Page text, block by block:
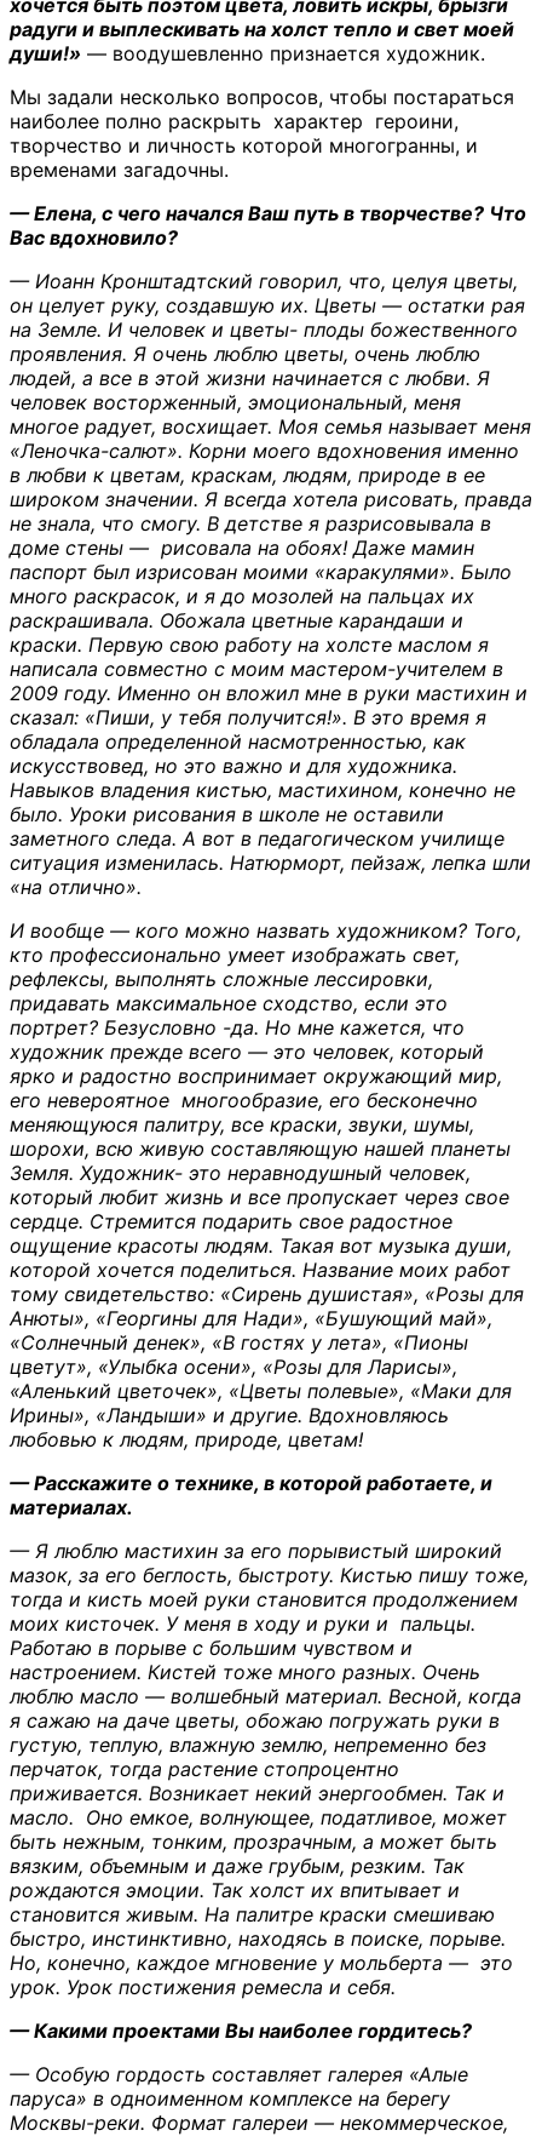
хочется быть поэтом цвета, ловить искры, брызги
радуги и выплескивать на холст тепло и свет моей
души!» — воодушевленно признается художник.
Мы задали несколько вопросов, чтобы постараться
наиболее полно раскрыть характер героини,
творчество и личность которой многогранны, и
временами загадочны.
— Елена, с чего начался Ваш путь в творчестве? Что
Вас вдохновило?
— Иоанн Кронштадтский говорил, что, целуя цветы,
он целует руку, создавшую их. Цветы — остатки рая
на Земле. И человек и цветы- плоды божественного
проявления. Я очень люблю цветы, очень люблю
людей, а все в этой жизни начинается с любви. Я
человек восторженный, эмоциональный, меня
многое радует, восхищает. Моя семья называет меня
«Леночка-салют». Корни моего вдохновения именно
в любви к цветам, краскам, людям, природе в ее
широком значении. Я всегда хотела рисовать, правда
не знала, что смогу. В детстве я разрисовывала в
доме стены — рисовала на обоях! Даже мамин
паспорт был изрисован моими «каракулями». Было
много раскрасок, и я до мозолей на пальцах их
раскрашивала. Обожала цветные карандаши и
краски. Первую свою работу на холсте маслом я
написала совместно с моим мастером-учителем в
2009 году. Именно он вложил мне в руки мастихин и
сказал: «Пиши, у тебя получится!». В это время я
обладала определенной насмотренностью, как
искусствовед, но это важно и для художника.
Навыков владения кистью, мастихином, конечно не
было. Уроки рисования в школе не оставили
заметного следа. А вот в педагогическом училище
ситуация изменилась. Натюрморт, пейзаж, лепка шли
«на отлично».
И вообще — кого можно назвать художником? Того,
кто профессионально умеет изображать свет,
рефлексы, выполнять сложные лессировки,
придавать максимальное сходство, если это
портрет? Безусловно -да. Но мне кажется, что
художник прежде всего — это человек, который
ярко и радостно воспринимает окружающий мир,
его невероятное многообразие, его бесконечно
меняющуюся палитру, все краски, звуки, шумы,
шорохи, всю живую составляющую нашей планеты
Земля. Художник- это неравнодушный человек,
который любит жизнь и все пропускает через свое
сердце. Стремится подарить свое радостное
ощущение красоты людям. Такая вот музыка души,
которой хочется поделиться. Название моих работ
тому свидетельство: «Сирень душистая», «Розы для
Анюты», «Георгины для Нади», «Бушующий май»,
«Солнечный денек», «В гостях у лета», «Пионы
цветут», «Улыбка осени», «Розы для Ларисы»,
«Аленький цветочек», «Цветы полевые», «Маки для
Ирины», «Ландыши» и другие. Вдохновляюсь
любовью к людям, природе, цветам!
— Расскажите о технике, в которой работаете, и
материалах.
— Я люблю мастихин за его порывистый широкий
мазок, за его беглость, быстроту. Кистью пишу тоже,
тогда и кисть моей руки становится продолжением
моих кисточек. У меня в ходу и руки и пальцы.
Работаю в порыве с большим чувством и
настроением. Кистей тоже много разных. Очень
люблю масло — волшебный материал. Весной, когда
я сажаю на даче цветы, обожаю погружать руки в
густую, теплую, влажную землю, непременно без
перчаток, тогда растение стопроцентно
приживается. Возникает некий энергообмен. Так и
масло. Оно емкое, волнующее, податливое, может
быть нежным, тонким, прозрачным, а может быть
вязким, объемным и даже грубым, резким. Так
рождаются эмоции. Так холст их впитывает и
становится живым. На палитре краски смешиваю
быстро, инстинктивно, находясь в поиске, порыве.
Но, конечно, каждое мгновение у мольберта — это
урок. Урок постижения ремесла и себя.
— Какими проектами Вы наиболее гордитесь?
— Особую гордость составляет галерея «Алые
паруса» в одноименном комплексе на берегу
Москвы-реки. Формат галереи — некоммерческое,